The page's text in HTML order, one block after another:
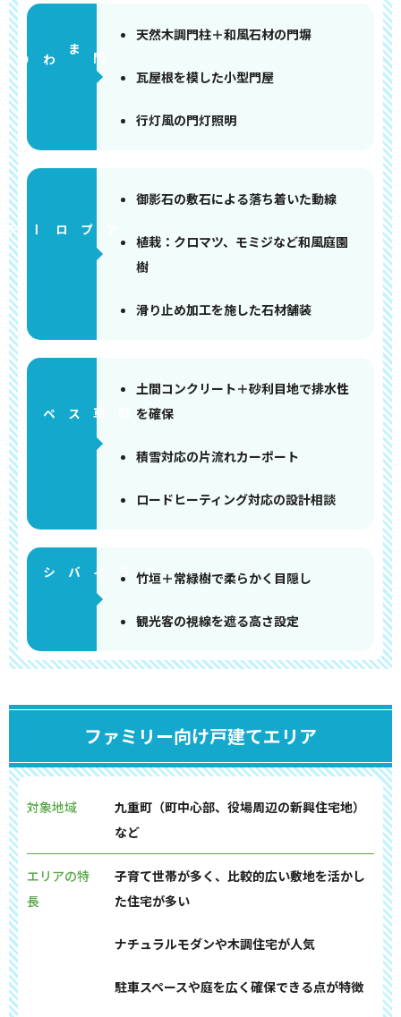
門まわり
天然木調門柱＋和風石材の門塀
瓦屋根を模した小型門屋
行灯風の門灯照明
アプローチ
御影石の敷石による落ち着いた動線
植栽：クロマツ、モミジなど和風庭園
樹
滑り止め加工を施した石材舗装
土間コンクリート＋砂利目地で排水性
を確保
積雪対応の片流れカーポート
ロードヒーティング対応の設計相談
竹垣＋常緑樹で柔らかく目隠し
観光客の視線を遮る高さ設定
ファミリー向け戸建てエリア
対象地域
九重町（町中心部、役場周辺の新興住宅地）
など
エリアの特
長
子育て世帯が多く、比較的広い敷地を活かし
た住宅が多い
ナチュラルモダンや木調住宅が人気
駐車スペースや庭を広く確保できる点が特徴